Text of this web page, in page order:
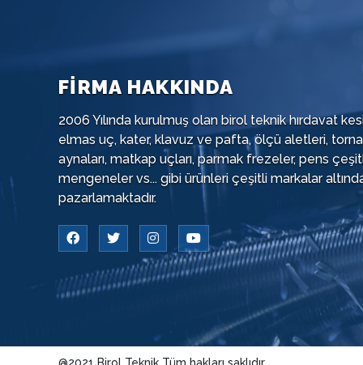
FİRMA HAKKINDA
2006 Yılında kurulmuş olan birol teknik hırdavat
elmas uç, kater, klavuz ve pafta, ölçü aletleri, torna
aynaları, matkap uçları, parmak frezeler, pens
mengeneler vs... gibi ürünleri çeşitli markalar
pazarlamaktadır.
@2021 Birol Teknik Tüm hakları saklıdır..